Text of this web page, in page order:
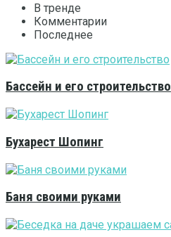
В тренде
Комментарии
Последнее
Бассейн и его строительство
Бухарест Шопинг
Баня своими руками